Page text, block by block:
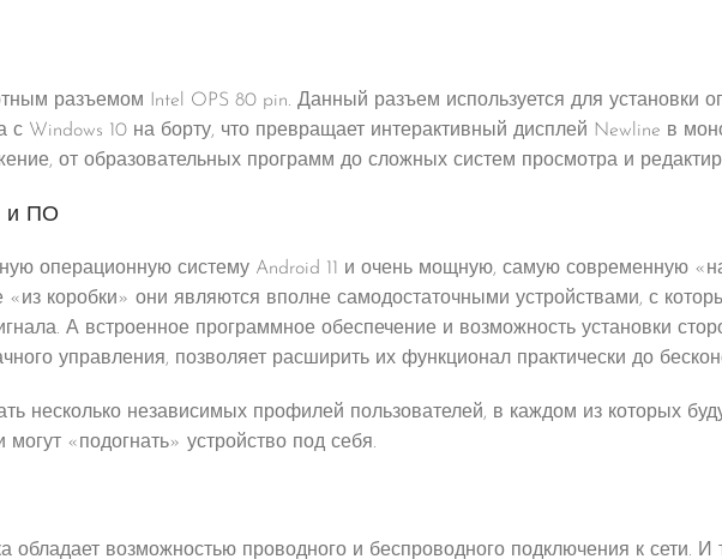
разъемом Intel OPS 80 pin. Данный разъем используется для установки
с Windows 10 на борту, что превращает интерактивный дисплей Newline в
от образовательных программ до сложных систем просмотра и
и ПО
операционную систему Android 11 и очень мощную, самую современную
коробки» они являются вполне самодостаточными устройствами, с
А встроенное программное обеспечение и возможность установки
управления, позволяет расширить их функционал практически до
несколько независимых профилей пользователей, в каждом из которых
«подогнать» устройство под себя.
обладает возможностью проводного и беспроводного подключения к сети.